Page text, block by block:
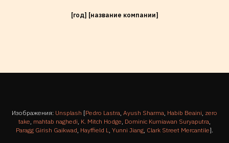
[год] [название компании]
Изображения: Unsplash [Pedro Lastra, Ayush Sharma, Habib Beaini, zero
take, mahtab naghedi, K. Mitch Hodge, Dominic Kurniawan Suryaputra,
Paragg Girish Gaikwad, Hayffield L, Yunni Jiang, Clark Street Mercantile].